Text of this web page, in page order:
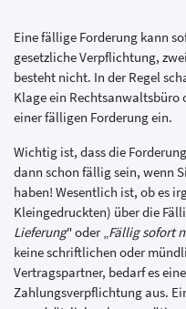
Eine fällige Forderung kann
gesetzliche Verpflichtung,
besteht nicht. In der Regel
Klage ein Rechtsanwaltsbüro
einer fälligen Forderung ein.
Wichtig ist, dass die
dann schon fällig sein, wenn
haben! Wesentlich ist, ob es
Kleingedruckten) über die
Lieferung" oder „Fällig sofort
keine schriftlichen oder
Vertragspartner, bedarf es
Zahlungsverpflichtung aus.